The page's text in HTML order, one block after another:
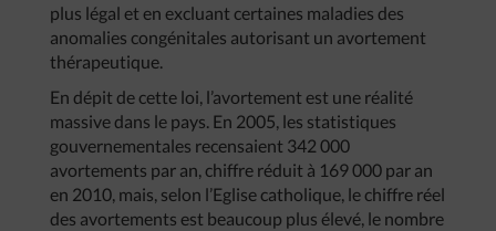
plus légal et en excluant certaines maladies des
anomalies congénitales autorisant un avortement
thérapeutique.
En dépit de cette loi, l’avortement est une réalité
massive dans le pays. En 2005, les statistiques
gouvernementales recensaient 342 000
avortements par an, chiffre réduit à 169 000 par an
en 2010, mais, selon l’Eglise catholique, le chiffre réel
des avortements est beaucoup plus élevé, le nombre